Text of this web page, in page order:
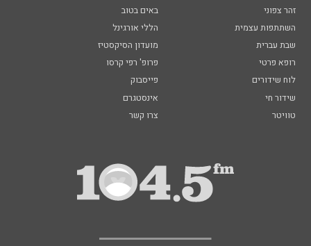
זהר צפוני
באים בטוב
השתתפות עצמית
הללי אורגינל
שבת עברית
מועדון הסיקסטיז
רופא פרטי
פרופ' רפי קרסו
לוח שידורים
פייסבוק
שידור חי
אינסטגרם
טוויטר
צרו קשר